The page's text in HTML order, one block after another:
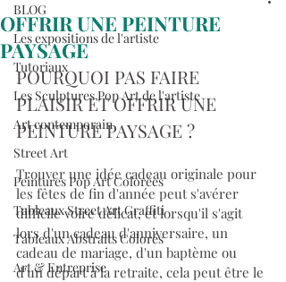
BLOG
Les expositions de l'artiste
Tutoriaux
Les Sculptures Pop Art de l'artiste
Art contemporain
Street Art
Peintures Pop Art Colorées
Tableaux Street Art Graffiti
Tableaux Abstraits Colorés
Art & Entreprise
OFFRIR UNE PEINTURE
PAYSAGE
POURQUOI PAS FAIRE
PLAISIR ET OFFRIR UNE
PEINTURE PAYSAGE ?
Trouver une idée cadeau originale pour
les fêtes de fin d'année peut s'avérer
difficile voire délicat, et lorsqu'il s'agit
lors d'un cadeau d'anniversaire, un
cadeau de mariage, d'un baptème ou
d'un départ à la retraite, cela peut être le